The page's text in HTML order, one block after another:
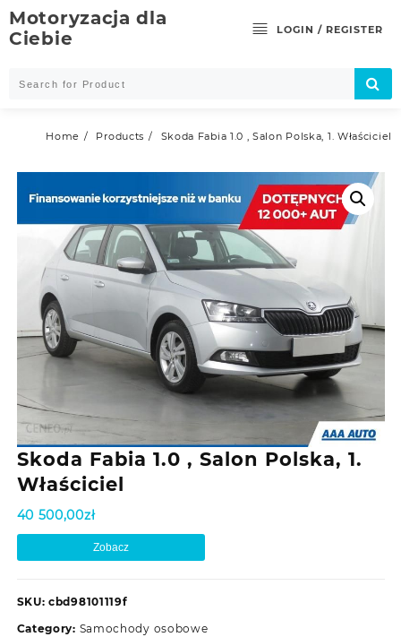
Skip
to
content
Motoryzacja dla
Ciebie
LOGIN / REGISTER
Home Products Skoda Fabia 1.0 , Salon Polska, 1. Właściciel
Skoda Fabia 1.0 , Salon Polska, 1.
Właściciel
40 500,00zł
Zobacz
SKU: cbd98101119f
Category: Samochody osobowe